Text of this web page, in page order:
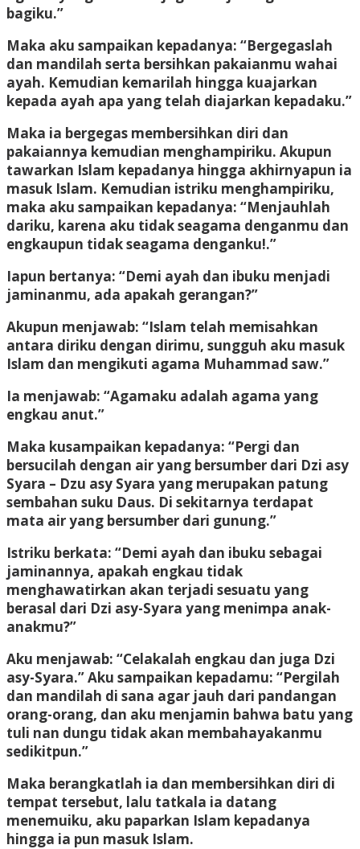
bagiku.”
Maka aku sampaikan kepadanya: “Bergegaslah
dan mandilah serta bersihkan pakaianmu wahai
ayah. Kemudian kemarilah hingga kuajarkan
kepada ayah apa yang telah diajarkan kepadaku.”
Maka ia bergegas membersihkan diri dan
pakaiannya kemudian menghampiriku. Akupun
tawarkan Islam kepadanya hingga akhirnyapun ia
masuk Islam. Kemudian istriku menghampiriku,
maka aku sampaikan kepadanya: “Menjauhlah
dariku, karena aku tidak seagama denganmu dan
engkaupun tidak seagama denganku!.”
Iapun bertanya: “Demi ayah dan ibuku menjadi
jaminanmu, ada apakah gerangan?”
Akupun menjawab: “Islam telah memisahkan
antara diriku dengan dirimu, sungguh aku masuk
Islam dan mengikuti agama Muhammad saw.”
Ia menjawab: “Agamaku adalah agama yang
engkau anut.”
Maka kusampaikan kepadanya: “Pergi dan
bersucilah dengan air yang bersumber dari Dzi asy
Syara – Dzu asy Syara yang merupakan patung
sembahan suku Daus. Di sekitarnya terdapat
mata air yang bersumber dari gunung.”
Istriku berkata: “Demi ayah dan ibuku sebagai
jaminannya, apakah engkau tidak
menghawatirkan akan terjadi sesuatu yang
berasal dari Dzi asy-Syara yang menimpa anak-
anakmu?”
Aku menjawab: “Celakalah engkau dan juga Dzi
asy-Syara.” Aku sampaikan kepadamu: “Pergilah
dan mandilah di sana agar jauh dari pandangan
orang-orang, dan aku menjamin bahwa batu yang
tuli nan dungu tidak akan membahayakanmu
sedikitpun.”
Maka berangkatlah ia dan membersihkan diri di
tempat tersebut, lalu tatkala ia datang
menemuiku, aku paparkan Islam kepadanya
hingga ia pun masuk Islam.